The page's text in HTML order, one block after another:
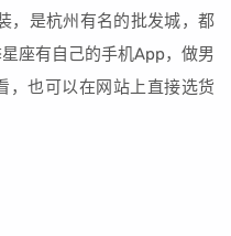
，是杭州有名的批发城，都
座有自己的手机App，做男
，也可以在网站上直接选货